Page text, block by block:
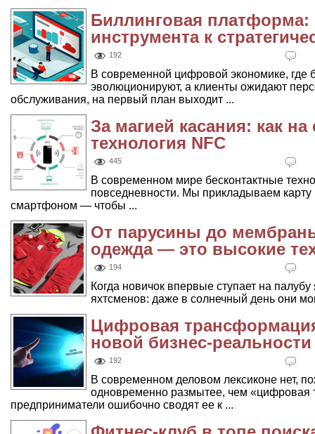
Биллинговая платформа:
инструмента к
192
В современной цифровой экономике, где
эволюционируют, а клиенты ожидают
обслуживания, на первый план выходит ...
За магией касания: как
технология NFC
445
В современном мире бесконтактные
повседневности. Мы прикладываем карту
смартфоном — чтобы ...
От парусины до
одежда — это высокие
194
Когда новичок впервые ступает на
яхтсменов: даже в солнечный день они
Цифровая
новой бизнес-реальности
192
В современном деловом лексиконе нет,
одновременно размытее, чем «цифровая
предприниматели ошибочно сводят ее к ...